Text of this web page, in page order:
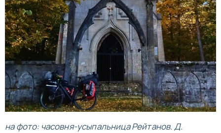
на фото: часовня-усыпальница Рейтанов. Д.